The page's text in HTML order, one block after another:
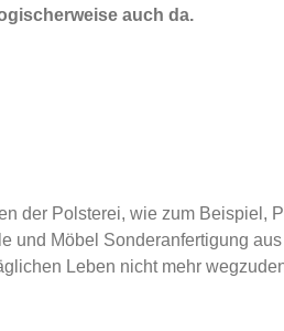
auch da.
der Polsterei, wie zum Beispiel,
und Möbel Sonderanfertigung
Leben nicht mehr